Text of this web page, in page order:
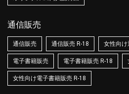
通信販売
通信販売 通信販売 R-18 女性向け
電子書籍販売 電子書籍販売 R-18
女性向け電子書籍販売 R-18